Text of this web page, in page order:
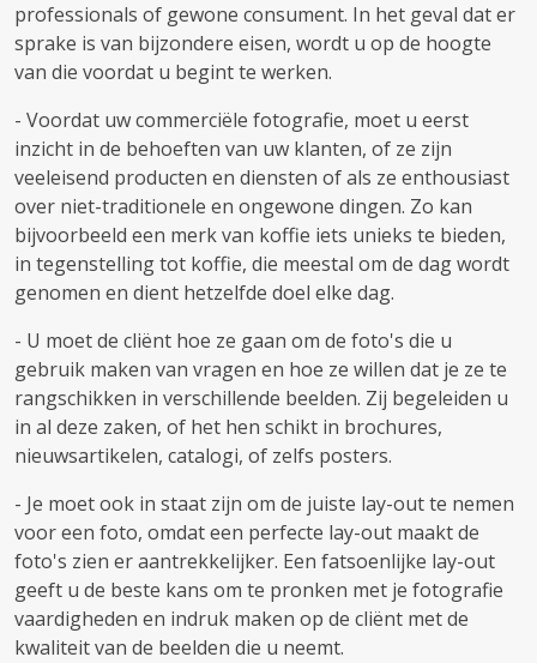
professionals of gewone consument. In het geval dat er
sprake is van bijzondere eisen, wordt u op de hoogte
van die voordat u begint te werken.
- Voordat uw commerciële fotografie, moet u eerst
inzicht in de behoeften van uw klanten, of ze zijn
veeleisend producten en diensten of als ze enthousiast
over niet-traditionele en ongewone dingen. Zo kan
bijvoorbeeld een merk van koffie iets unieks te bieden,
in tegenstelling tot koffie, die meestal om de dag wordt
genomen en dient hetzelfde doel elke dag.
- U moet de cliënt hoe ze gaan om de foto's die u
gebruik maken van vragen en hoe ze willen dat je ze te
rangschikken in verschillende beelden. Zij begeleiden u
in al deze zaken, of het hen schikt in brochures,
nieuwsartikelen, catalogi, of zelfs posters.
- Je moet ook in staat zijn om de juiste lay-out te nemen
voor een foto, omdat een perfecte lay-out maakt de
foto's zien er aantrekkelijker. Een fatsoenlijke lay-out
geeft u de beste kans om te pronken met je fotografie
vaardigheden en indruk maken op de cliënt met de
kwaliteit van de beelden die u neemt.